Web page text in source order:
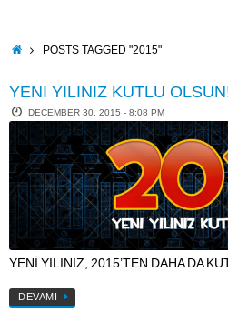
contentHOMEPOSTS TAGGED "2015"
YENI YILINIZ KUTLU
DECEMBER 30, 2015 - 8:08 PM
YENİ YILINIZ, 2015’TEN DAHA DA
DEVAMI